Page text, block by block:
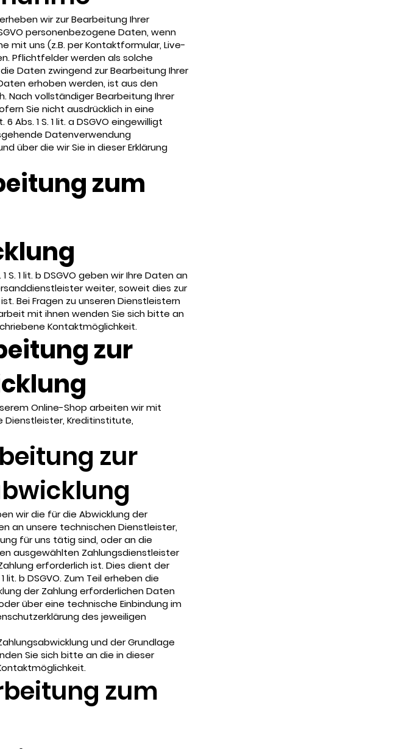
wir zur Bearbeitung Ihrer
personenbezogene Daten, wenn
mit uns (z.B. per Kontaktformular, Live-
Pflichtfelder werden als solche
Daten zwingend zur Bearbeitung Ihrer
erhoben werden, ist aus den
Nach vollständiger Bearbeitung Ihrer
Sie nicht ausdrücklich in eine
1 S. 1 lit. a DSGVO eingewilligt
Datenverwendung
über die wir Sie in dieser Erklärung
zum
1 lit. b DSGVO geben wir Ihre Daten an
weiter, soweit dies zur
Bei Fragen zu unseren Dienstleistern
mit ihnen wenden Sie sich bitte an
Kontaktmöglichkeit.
zur
Online-Shop arbeiten wir mit
Dienstleister, Kreditinstitute,
zur
wir die für die Abwicklung der
an unsere technischen Dienstleister,
für uns tätig sind, oder an die
ausgewählten Zahlungsdienstleister
erforderlich ist. Dies dient der
lit. b DSGVO. Zum Teil erheben die
der Zahlung erforderlichen Daten
über eine technische Einbindung im
des jeweiligen
und der Grundlage
Sie sich bitte an die in dieser
zum